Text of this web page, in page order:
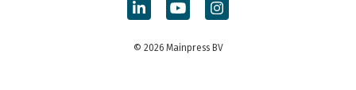
© 2026 Mainpress BV